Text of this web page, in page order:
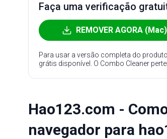
Faça uma verificação
REMOVER AGORA (Mac)
Para usar a versão completa do
grátis disponível. O Combo Cleaner
Hao123.com -
navegador para